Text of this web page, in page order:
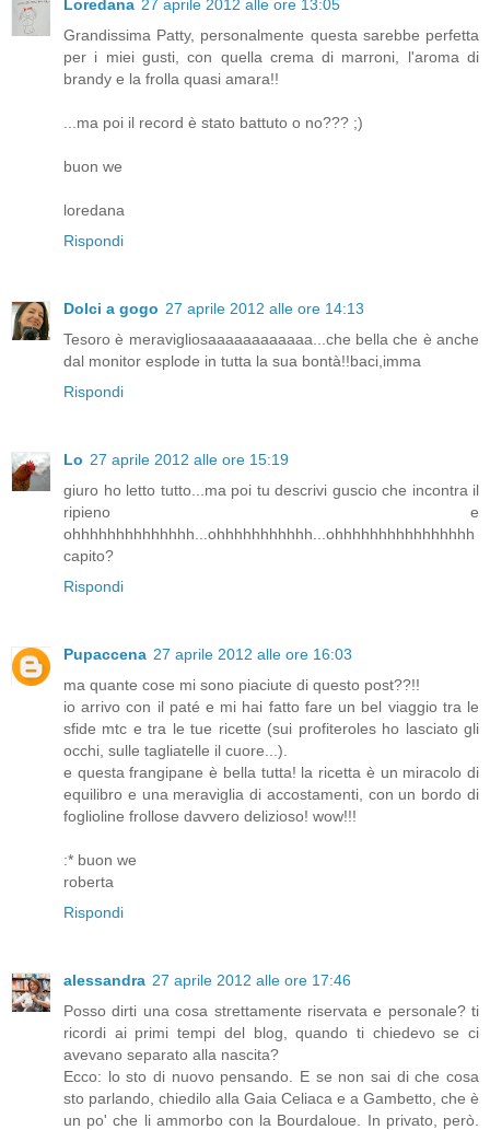
Loredana 27 aprile 2012 alle ore 13:05
Grandissima Patty, personalmente questa sarebbe perfetta
per i miei gusti, con quella crema di marroni, l'aroma di
brandy e la frolla quasi amara!!
...ma poi il record è stato battuto o no??? ;)
buon we
loredana
Rispondi
Dolci a gogo 27 aprile 2012 alle ore 14:13
Tesoro è meravigliosaaaaaaaaaaaa...che bella che è anche
dal monitor esplode in tutta la sua bontà!!baci,imma
Rispondi
Lo 27 aprile 2012 alle ore 15:19
giuro ho letto tutto...ma poi tu descrivi guscio che incontra il
ripieno e
ohhhhhhhhhhhhhh...ohhhhhhhhhhh...ohhhhhhhhhhhhhhhh
capito?
Rispondi
Pupaccena 27 aprile 2012 alle ore 16:03
ma quante cose mi sono piaciute di questo post??!!
io arrivo con il paté e mi hai fatto fare un bel viaggio tra le
sfide mtc e tra le tue ricette (sui profiteroles ho lasciato gli
occhi, sulle tagliatelle il cuore...).
e questa frangipane è bella tutta! la ricetta è un miracolo di
equilibro e una meraviglia di accostamenti, con un bordo di
foglioline frollose davvero delizioso! wow!!!
:* buon we
roberta
Rispondi
alessandra 27 aprile 2012 alle ore 17:46
Posso dirti una cosa strettamente riservata e personale? ti
ricordi ai primi tempi del blog, quando ti chiedevo se ci
avevano separato alla nascita?
Ecco: lo sto di nuovo pensando. E se non sai di che cosa
sto parlando, chiedilo alla Gaia Celiaca e a Gambetto, che è
un po' che li ammorbo con la Bourdaloue. In privato, però.